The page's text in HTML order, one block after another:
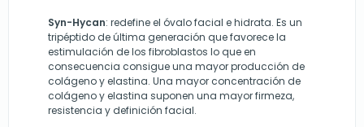
Syn-Hycan: redefine el óvalo facial e hidrata. Es un
tripéptido de última generación que favorece la
estimulación de los fibroblastos lo que en
consecuencia consigue una mayor producción de
colágeno y elastina. Una mayor concentración de
colágeno y elastina suponen una mayor firmeza,
resistencia y definición facial.